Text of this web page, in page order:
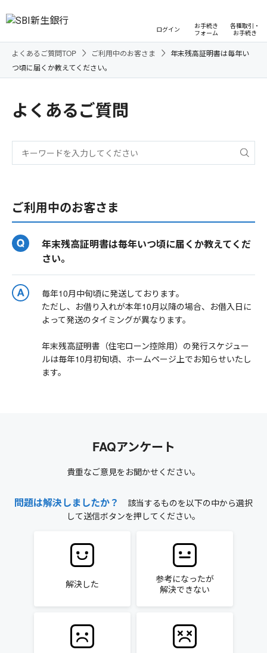
ログイン
お手続き
フォーム
各種取引・
お手続き
よくあるご質問TOP ご利用中のお客さま
年末残高証明書は毎年い
つ頃に届くか教えてください。
よくあるご質問
ご利用中のお客さま
年末残高証明書は毎年いつ頃に届くか教えてくだ
さい。
毎年10月中旬頃に発送しております。
ただし、お借り入れが本年10月以降の場合、お借入日に
よって発送のタイミングが異なります。
年末残高証明書（住宅ローン控除用）の発行スケジュー
ルは毎年10月初旬頃、ホームページ上でお知らせいたし
ます。
FAQアンケート
貴重なご意見をお聞かせください。
問題は解決しましたか？
該当するものを以下の中から選択
して送信ボタンを押してください。
解決した
参考になったが
解決できない